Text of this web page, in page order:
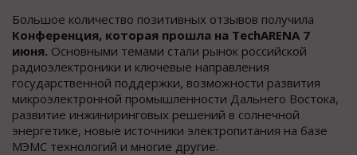
Большое количество позитивных отзывов получила
Конференция, которая прошла на TechARENA 7
июня. Основными темами стали рынок российской
радиоэлектроники и ключевые направления
государственной поддержки, возможности развития
микроэлектронной промышленности Дальнего Востока,
развитие инжиниринговых решений в солнечной
энергетике, новые источники электропитания на базе
МЭМС технологий и многие другие.